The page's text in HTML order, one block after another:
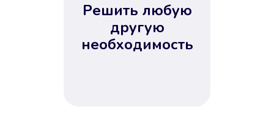
Решить любую
другую
необходимость